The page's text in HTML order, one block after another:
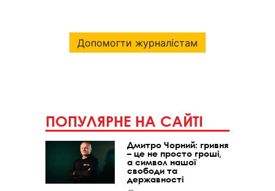
Допомогти журналістам
ПОПУЛЯРНЕ НА САЙТІ
Дмитро Чорний: гривня
– це не просто гроші,
а символ нашої
свободи та
державності